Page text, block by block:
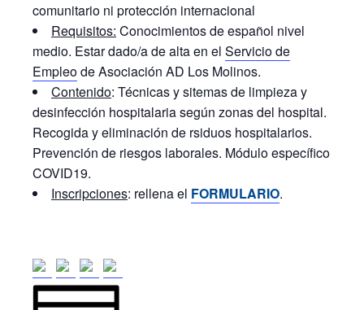
comunitario ni protección internacional
Requisitos: Conocimientos de español nivel
medio. Estar dado/a de alta en el Servicio de
Empleode Asociación AD Los Molinos.
Contenido: Técnicas y sitemas de limpieza y
desinfección hospitalaria según zonas del hospital.
Recogida y eliminación de rsiduos hospitalarios.
Prevención de riesgos laborales. Módulo específico
COVID19.
Inscripciones: rellena el FORMULARIO.